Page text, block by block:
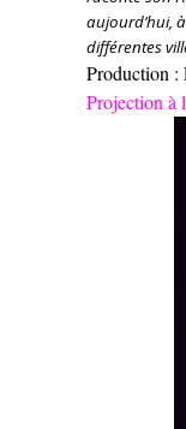
aujourd’hui,
différentes
Production :
Projection à